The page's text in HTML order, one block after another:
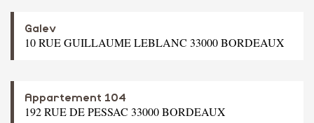
Galev
10 RUE GUILLAUME LEBLANC 33000 BORDEAUX
Appartement 104
192 RUE DE PESSAC 33000 BORDEAUX